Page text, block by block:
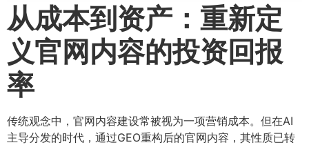
从成本到资产：重新定
义官网内容的投资回报
率
传统观念中，官网内容建设常被视为一项营销成本。但在AI
主导分发的时代，通过GEO重构后的官网内容，其性质已转